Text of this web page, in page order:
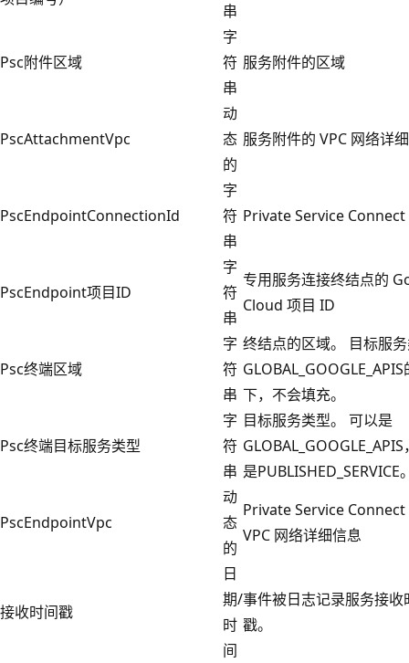
串
Psc附件区域
字
符
串
服务附件的区域
PscAttachmentVpc
动
态
的
服务附件的 VPC 网络详
PscEndpointConnectionId
字
符
串
Private Service Connect
PscEndpoint项目ID
字
符
串
专用服务连接终结点的
Cloud 项目 ID
Psc终端区域
字
符
串
终结点的区域。 目标服
下，不会填充。
Psc终端目标服务类型
字
符
串
目标服务类型。 可以是
是PUBLISHED_SERVICE
PscEndpointVpc
动
态
的
Private Service Connect
VPC 网络详细信息
接收时间戳
日
期/
时
间
事件被日志记录服务接收
戳。